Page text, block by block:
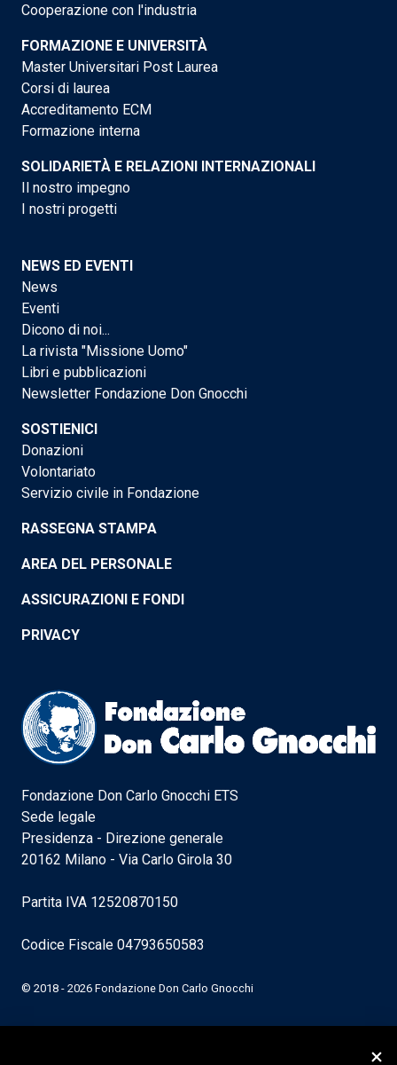
Cooperazione con l'industria
FORMAZIONE E UNIVERSITÀ
Master Universitari Post Laurea
Corsi di laurea
Accreditamento ECM
Formazione interna
SOLIDARIETÀ E RELAZIONI INTERNAZIONALI
Il nostro impegno
I nostri progetti
NEWS ED EVENTI
News
Eventi
Dicono di noi...
La rivista "Missione Uomo"
Libri e pubblicazioni
Newsletter Fondazione Don Gnocchi
SOSTIENICI
Donazioni
Volontariato
Servizio civile in Fondazione
RASSEGNA STAMPA
AREA DEL PERSONALE
ASSICURAZIONI E FONDI
PRIVACY
Fondazione Don Carlo Gnocchi ETS
Sede legale
Presidenza - Direzione generale
20162 Milano - Via Carlo Girola 30
Partita IVA 12520870150
Codice Fiscale 04793650583
© 2018 - 2026 Fondazione Don Carlo Gnocchi